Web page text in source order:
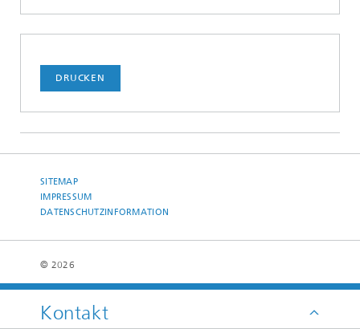
Kontakt
DRUCKEN
SITEMAP
IMPRESSUM
DATENSCHUTZINFORMATION
© 2026